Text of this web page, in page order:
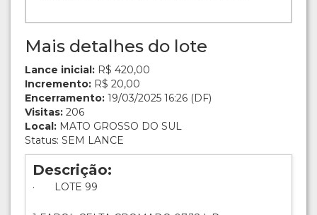
Mais detalhes do lote
Lance inicial: R$ 420,00
Incremento: R$ 20,00
Encerramento: 19/03/2025 16:26 (DF)
Visitas: 206
Local: MATO GROSSO DO SUL
Status: SEM LANCE
Descrição:
· LOTE 99